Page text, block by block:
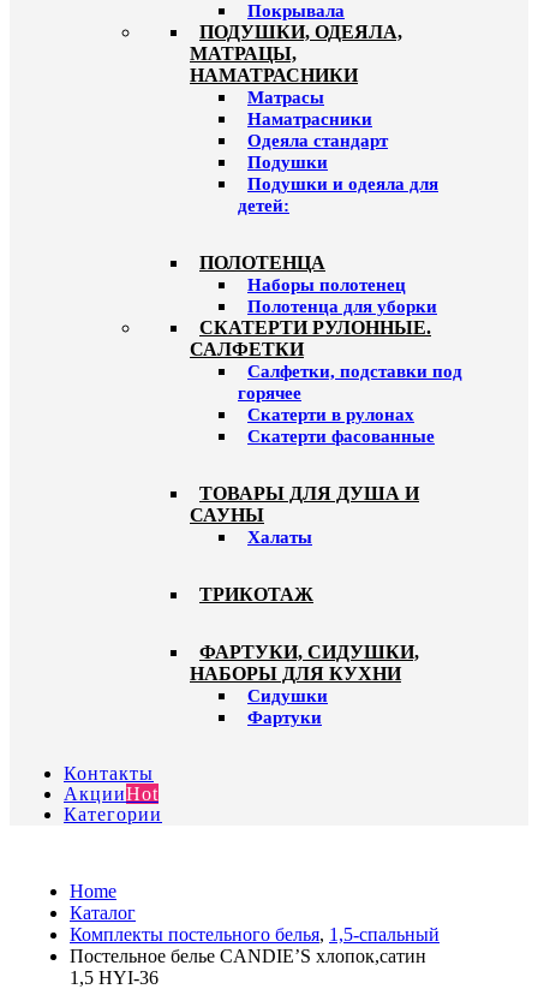
Покрывала
ПОДУШКИ, ОДЕЯЛА,
МАТРАЦЫ,
НАМАТРАСНИКИ
Матрасы
Наматрасники
Одеяла стандарт
Подушки
Подушки и одеяла для
детей:
ПОЛОТЕНЦА
Наборы полотенец
Полотенца для уборки
СКАТЕРТИ РУЛОННЫЕ.
САЛФЕТКИ
Салфетки, подставки под
горячее
Скатерти в рулонах
Скатерти фасованные
ТОВАРЫ ДЛЯ ДУША И
САУНЫ
Халаты
ТРИКОТАЖ
ФАРТУКИ, СИДУШКИ,
НАБОРЫ ДЛЯ КУХНИ
Сидушки
Фартуки
Контакты
АкцииHot
Категории
Home
Каталог
Комплекты постельного белья, 1,5-спальный
Постельное белье CANDIE’S хлопок,сатин
1,5 HYI-36